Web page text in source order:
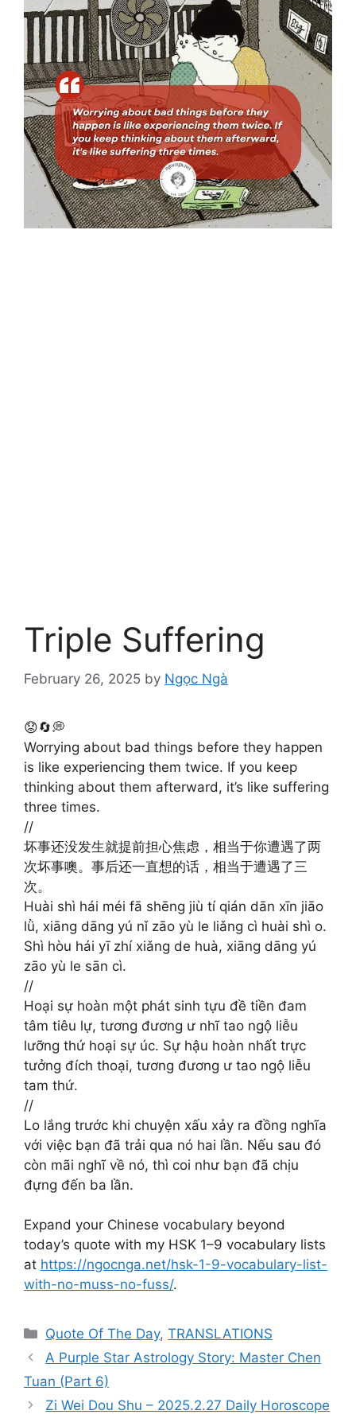
Triple Suffering
February 26, 2025 by Ngọc Ngà
😟🔄💭
Worrying about bad things before they happen
is like experiencing them twice. If you keep
thinking about them afterward, it’s like suffering
three times.
//
坏事还没发生就提前担心焦虑，相当于你遭遇了两
次坏事噢。事后还一直想的话，相当于遭遇了三
次。
Huài shì hái méi fā shēng jiù tí qián dān xīn jiāo
lǜ, xiāng dāng yú nǐ zāo yù le liǎng cì huài shì o.
Shì hòu hái yī zhí xiǎng de huà, xiāng dāng yú
zāo yù le sān cì.
//
Hoại sự hoàn một phát sinh tựu đề tiền đam
tâm tiêu lự, tương đương ư nhĩ tao ngộ liễu
lưỡng thứ hoại sự úc. Sự hậu hoàn nhất trực
tưởng đích thoại, tương đương ư tao ngộ liễu
tam thứ.
//
Lo lắng trước khi chuyện xấu xảy ra đồng nghĩa
với việc bạn đã trải qua nó hai lần. Nếu sau đó
còn mãi nghĩ về nó, thì coi như bạn đã chịu
đựng đến ba lần.
Expand your Chinese vocabulary beyond
today’s quote with my HSK 1–9 vocabulary lists
at https://ngocnga.net/hsk-1-9-vocabulary-list-
with-no-muss-no-fuss/.
Categories
Quote Of The Day,TRANSLATIONS
A Purple Star Astrology Story: Master Chen
Tuan (Part 6)
Zi Wei Dou Shu – 2025.2.27 Daily Horoscope